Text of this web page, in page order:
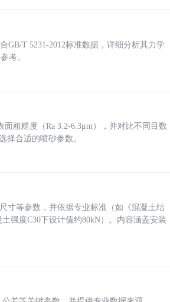
GB/T 5231-2012标准数据，详细分析其力学
考。
粗糙度（Ra 3.2-6.3μm），并对比不同目数
择合适的喷砂参数。
寸等参数，并依据专业标准（如《混凝土结
强度C30下设计值约80kN）。内容涵盖安装